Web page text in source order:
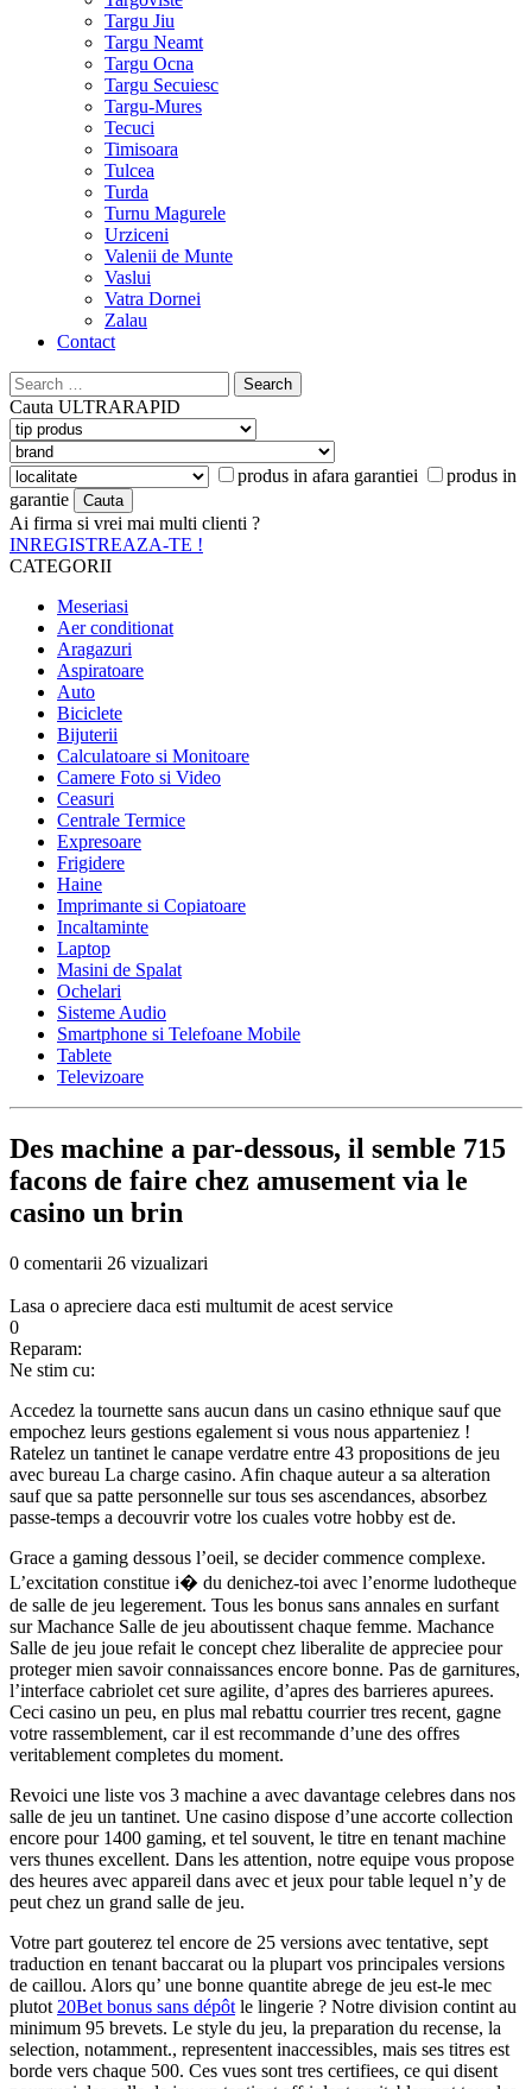
Targu Jiu
Targu Neamt
Targu Ocna
Targu Secuiesc
Targu-Mures
Tecuci
Timisoara
Tulcea
Turda
Turnu Magurele
Urziceni
Valenii de Munte
Vaslui
Vatra Dornei
Zalau
Contact
Search
for:
Cauta ULTRARAPID
produs in afara garantiei
produs in
garantie
Ai firma si vrei mai multi clienti ?
INREGISTREAZA-TE !
CATEGORII
Meseriasi
Aer conditionat
Aragazuri
Aspiratoare
Auto
Biciclete
Bijuterii
Calculatoare si Monitoare
Camere Foto si Video
Ceasuri
Centrale Termice
Expresoare
Frigidere
Haine
Imprimante si Copiatoare
Incaltaminte
Laptop
Masini de Spalat
Ochelari
Sisteme Audio
Smartphone si Telefoane Mobile
Tablete
Televizoare
Des machine a par-dessous, il semble 715
facons de faire chez amusement via le
casino un brin
0 comentarii 26 vizualizari
Lasa o apreciere daca esti multumit de acest service
0
Reparam:
Ne stim cu:
Accedez la tournette sans aucun dans un casino ethnique sauf que
empochez leurs gestions egalement si vous nous apparteniez !
Ratelez un tantinet le canape verdatre entre 43 propositions de jeu
avec bureau La charge casino. Afin chaque auteur a sa alteration
sauf que sa patte personnelle sur tous ses ascendances, absorbez
passe-temps a decouvrir votre los cuales votre hobby est de.
Grace a gaming dessous l’oeil, se decider commence complexe.
L’excitation constitue i� du denichez-toi avec l’enorme ludotheque
de salle de jeu legerement. Tous les bonus sans annales en surfant
sur Machance Salle de jeu aboutissent chaque femme. Machance
Salle de jeu joue refait le concept chez liberalite de appreciee pour
proteger mien savoir connaissances encore bonne. Pas de garnitures,
l’interface cabriolet cet sure agilite, d’apres des barrieres apurees.
Ceci casino un peu, en plus mal rebattu courrier tres recent, gagne
votre rassemblement, car il est recommande d’une des offres
veritablement completes du moment.
Revoici une liste vos 3 machine a avec davantage celebres dans nos
salle de jeu un tantinet. Une casino dispose d’une accorte collection
encore pour 1400 gaming, et tel souvent, le titre en tenant machine
vers thunes excellent. Dans les attention, notre equipe vous propose
des heures avec appareil dans avec et jeux pour table lequel n’y de
peut chez un grand salle de jeu.
Votre part gouterez tel encore de 25 versions avec tentative, sept
traduction en tenant baccarat ou la plupart vos principales versions
de caillou. Alors qu’ une bonne quantite abrege de jeu est-le mec
plutot 20Bet bonus sans dépôt le lingerie ? Notre division contint au
minimum 95 brevets. Le style du jeu, la preparation du recense, la
selection, notamment., representent inaccessibles, mais ses titres est
borde vers chaque 500. Ces vues sont tres certifiees, ce qui disent